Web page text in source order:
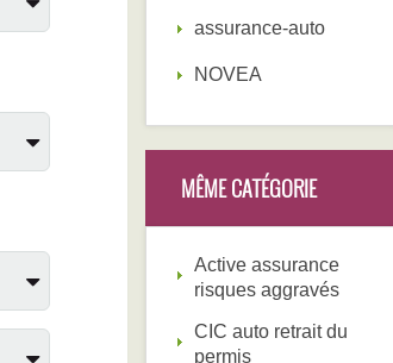
assurance-auto
NOVEA
MÊME CATÉGORIE
Active assurance
risques aggravés
CIC auto retrait du
permis